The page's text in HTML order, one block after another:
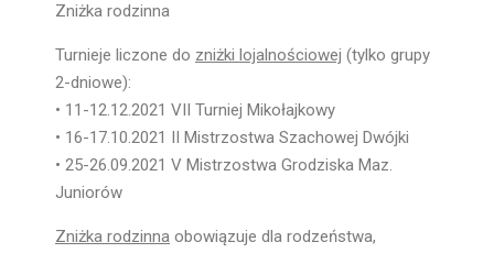
Zniżka rodzinna
Turnieje liczone do zniżki lojalnościowej (tylko grupy
2-dniowe):
• 11-12.12.2021 VII Turniej Mikołajkowy
• 16-17.10.2021 II Mistrzostwa Szachowej Dwójki
• 25-26.09.2021 V Mistrzostwa Grodziska Maz.
Juniorów
Zniżka rodzinna obowiązuje dla rodzeństwa,